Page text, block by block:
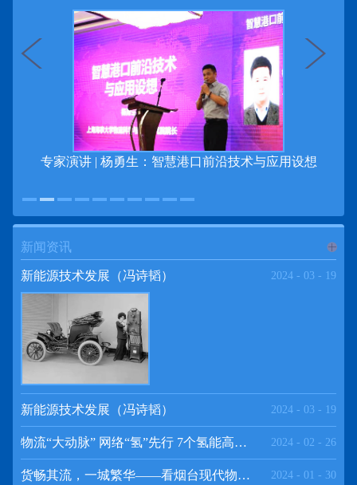
专家演讲 | 杨勇生：智慧港口前沿技术与应用设想
新闻资讯
新能源技术发展（冯诗韬） 2024 - 03 - 19
新能源技术发展（冯诗韬） 2024 - 03 - 19
物流“大动脉” 网络“氢”先行 7个氢能高速场景落地京津冀 2024 - 02 - 26
货畅其流，一城繁华——看烟台现代物流发展 2024 - 01 - 30
频道
>>